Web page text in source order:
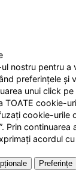
nostru pentru a
preferințele și
unui click pe
TOATE cookie-
cookie-urile
Prin continuarea
acordul
Preferințe